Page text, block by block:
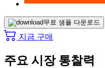
무료 샘플 다운로드
지금 구매
주요 시장 통찰력